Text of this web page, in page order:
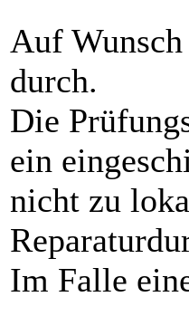
Auf
durch.
Die
ein
nicht zu
Im Falle